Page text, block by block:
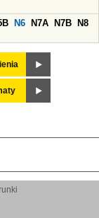
N6 N7A N7B
N8